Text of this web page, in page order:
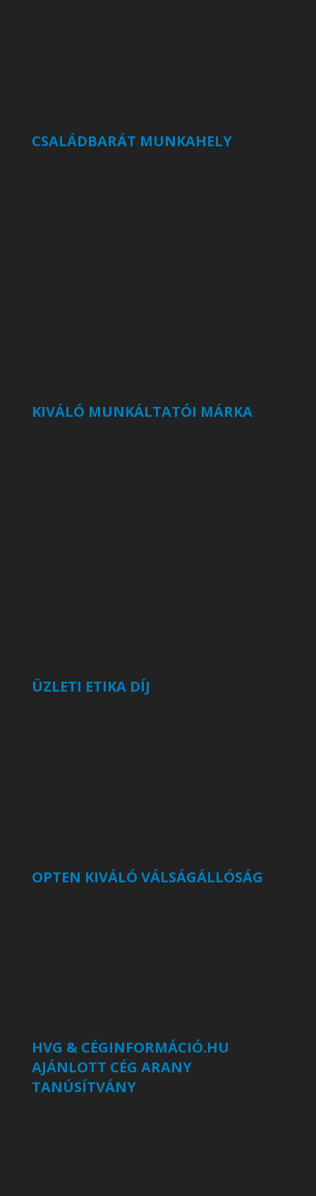
CSALÁDBARÁT MUNKAHELY
KIVÁLÓ MUNKÁLTATÓI MÁRKA
ÜZLETI ETIKA DÍJ
OPTEN KIVÁLÓ VÁLSÁGÁLLÓSÁG
HVG & CÉGINFORMÁCIÓ.HU
AJÁNLOTT CÉG ARANY
TANÚSÍTVÁNY